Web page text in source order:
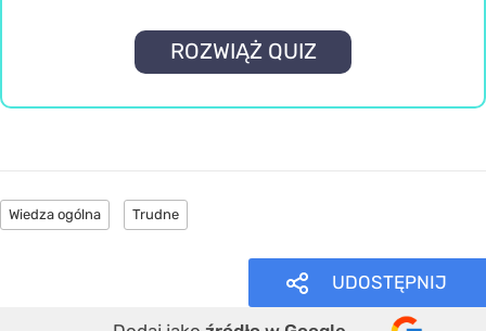
ROZWIĄŻ QUIZ
Wiedza ogólna Trudne
UDOSTĘPNIJ